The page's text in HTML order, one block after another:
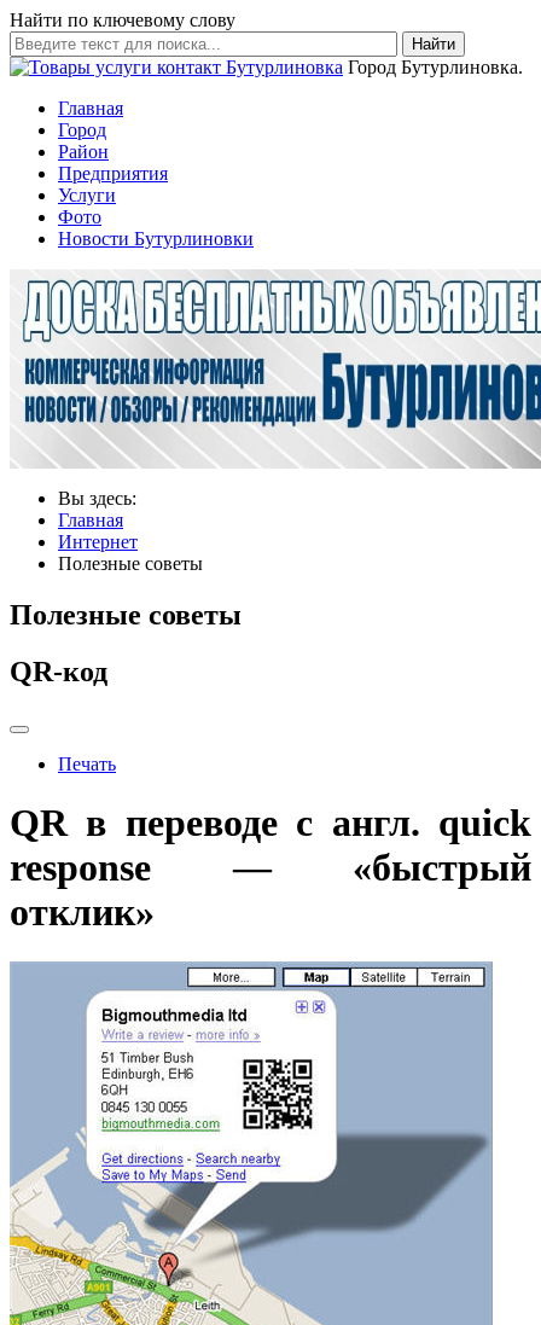
Найти по ключевому слову
Найти
Город Бутурлиновка.
Главная
Город
Район
Предприятия
Услуги
Фото
Новости Бутурлиновки
Вы здесь:
Главная
Интернет
Полезные советы
Полезные советы
QR-код
Печать
QR в переводе с англ. quick
response — «быстрый
отклик»